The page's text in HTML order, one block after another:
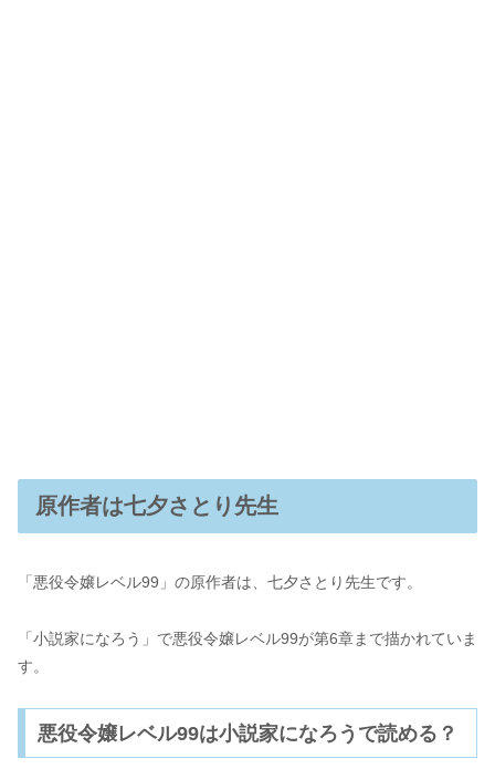
原作者は七夕さとり先生
「悪役令嬢レベル99」の原作者は、七夕さとり先生です。
「小説家になろう」で悪役令嬢レベル99が第6章まで描かれていま
す。
悪役令嬢レベル99は小説家になろうで読める？